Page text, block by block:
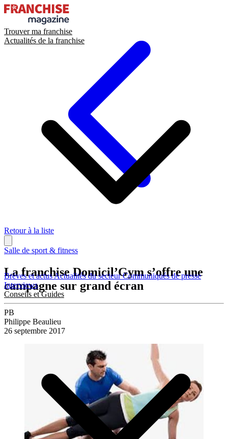
Trouver ma franchise
Actualités de la franchise
Brèves et actusActualités du secteurCommuniqués de presse
Interviews
Conseils et Guides
Retour à la liste
Salle de sport & fitness
La franchise Domicil’Gym s’offre une
campagne sur grand écran
PB
Philippe Beaulieu
26 septembre 2017